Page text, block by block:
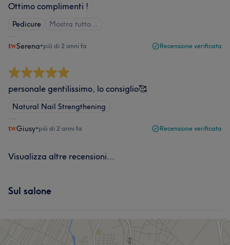
Ottimo complimenti !
Pedicure Mostra tutto…
Serena•più di 2 anni fa Recensione verificata
personale gentilissimo, lo consiglio🥰
Natural Nail Strengthening
Giusy•più di 2 anni fa Recensione verificata
Visualizza altre recensioni...
Sul salone